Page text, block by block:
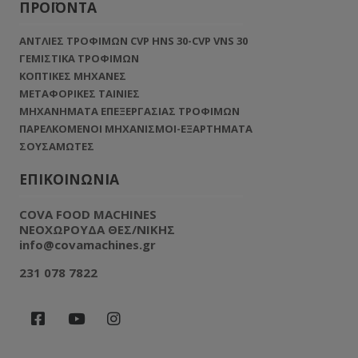
ΠΡΟΪΟΝΤΑ
ΑΝΤΛΙΕΣ ΤΡΟΦΙΜΩΝ CVP HNS 30-CVP VNS 30
ΓΕΜΙΣΤΙΚΑ ΤΡΟΦΙΜΩΝ
ΚΟΠΤΙΚΕΣ ΜΗΧΑΝΕΣ
ΜΕΤΑΦΟΡΙΚΕΣ ΤΑΙΝΙΕΣ
ΜΗΧΑΝΗΜΑΤΑ ΕΠΕΞΕΡΓΑΣΙΑΣ ΤΡΟΦΙΜΩΝ
ΠΑΡΕΛΚΟΜΕΝΟΙ ΜΗΧΑΝΙΣΜΟΙ-ΕΞΑΡΤΗΜΑΤΑ
ΣΟΥΣΑΜΩΤΕΣ
ΕΠΙΚΟΙΝΩΝΙΑ
COVA FOOD MACHINES
NEOXΩΡΟΥΔΑ ΘΕΣ/ΝΙΚΗΣ
info@covamachines.gr
231 078 7822